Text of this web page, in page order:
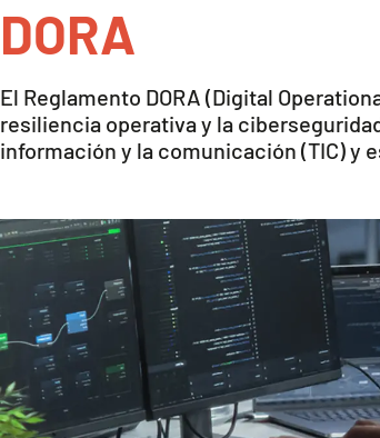
DORA
El Reglamento DORA (Digital
resiliencia operativa y la
información y la comunicación (TIC) y